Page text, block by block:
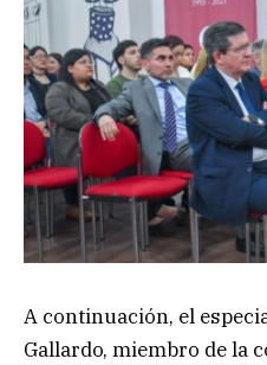
A continuación, el
Gallardo, miembro de la